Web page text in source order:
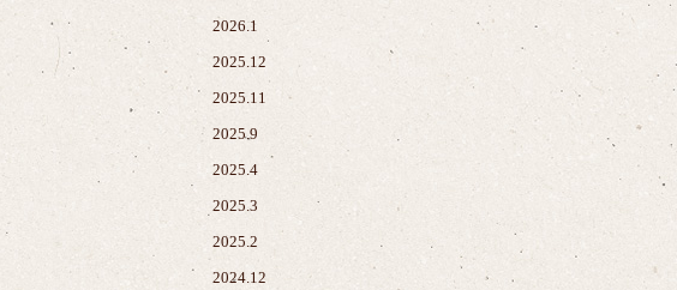
2026.1
2025.12
2025.11
2025.9
2025.4
2025.3
2025.2
2024.12